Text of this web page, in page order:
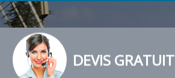
DEVIS GRATUIT